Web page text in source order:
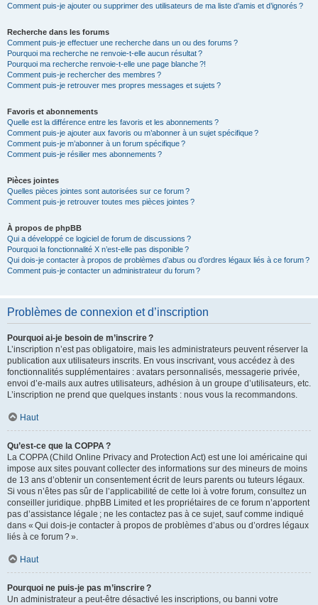
Comment puis-je ajouter ou supprimer des utilisateurs de ma liste d’amis et d’ignorés ?
Recherche dans les forums
Comment puis-je effectuer une recherche dans un ou des forums ?
Pourquoi ma recherche ne renvoie-t-elle aucun résultat ?
Pourquoi ma recherche renvoie-t-elle une page blanche ?!
Comment puis-je rechercher des membres ?
Comment puis-je retrouver mes propres messages et sujets ?
Favoris et abonnements
Quelle est la différence entre les favoris et les abonnements ?
Comment puis-je ajouter aux favoris ou m’abonner à un sujet spécifique ?
Comment puis-je m’abonner à un forum spécifique ?
Comment puis-je résilier mes abonnements ?
Pièces jointes
Quelles pièces jointes sont autorisées sur ce forum ?
Comment puis-je retrouver toutes mes pièces jointes ?
À propos de phpBB
Qui a développé ce logiciel de forum de discussions ?
Pourquoi la fonctionnalité X n’est-elle pas disponible ?
Qui dois-je contacter à propos de problèmes d’abus ou d’ordres légaux liés à ce forum ?
Comment puis-je contacter un administrateur du forum ?
Problèmes de connexion et d’inscription
Pourquoi ai-je besoin de m’inscrire ?
L’inscription n’est pas obligatoire, mais les administrateurs peuvent réserver la
publication aux utilisateurs inscrits. En vous inscrivant, vous accédez à des
fonctionnalités supplémentaires : avatars personnalisés, messagerie privée,
envoi d’e-mails aux autres utilisateurs, adhésion à un groupe d’utilisateurs, etc.
L’inscription ne prend que quelques instants : nous vous la recommandons.
Haut
Qu’est-ce que la COPPA ?
La COPPA (Child Online Privacy and Protection Act) est une loi américaine qui
impose aux sites pouvant collecter des informations sur des mineurs de moins
de 13 ans d’obtenir un consentement écrit de leurs parents ou tuteurs légaux.
Si vous n’êtes pas sûr de l’applicabilité de cette loi à votre forum, consultez un
conseiller juridique. phpBB Limited et les propriétaires de ce forum n’apportent
pas d’assistance légale ; ne les contactez pas à ce sujet, sauf comme indiqué
dans « Qui dois-je contacter à propos de problèmes d’abus ou d’ordres légaux
liés à ce forum ? ».
Haut
Pourquoi ne puis-je pas m’inscrire ?
Un administrateur a peut-être désactivé les inscriptions, ou banni votre